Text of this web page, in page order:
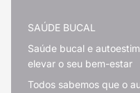
SAÚDE BUCAL
Saúde bucal e
elevar o seu bem-estar
Todos sabemos que o